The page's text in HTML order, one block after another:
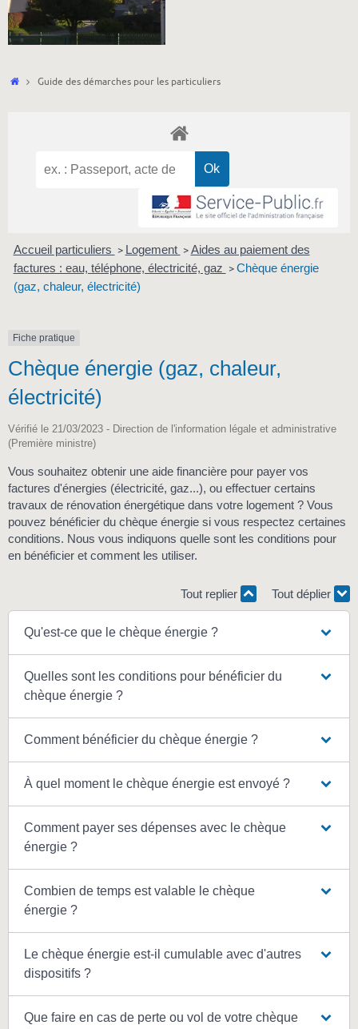
Accueil
Guide des démarches pour les particuliers
Accueil particuliers > Logement > Aides au paiement des
factures : eau, téléphone, électricité, gaz > Chèque énergie
(gaz, chaleur, électricité)
Fiche pratique
Chèque énergie (gaz, chaleur,
électricité)
Vérifié le 21/03/2023 - Direction de l'information légale et administrative
(Première ministre)
Vous souhaitez obtenir une aide financière pour payer vos
factures d'énergies (électricité, gaz...), ou effectuer certains
travaux de rénovation énergétique dans votre logement ? Vous
pouvez bénéficier du chèque énergie si vous respectez certaines
conditions. Nous vous indiquons quelle sont les conditions pour
en bénéficier et comment les utiliser.
Tout replier Tout déplier
Qu'est-ce que le chèque énergie ?
Quelles sont les conditions pour bénéficier du
chèque énergie ?
Comment bénéficier du chèque énergie ?
À quel moment le chèque énergie est envoyé ?
Comment payer ses dépenses avec le chèque
énergie ?
Combien de temps est valable le chèque
énergie ?
Le chèque énergie est-il cumulable avec d'autres
dispositifs ?
Que faire en cas de perte ou vol de votre chèque